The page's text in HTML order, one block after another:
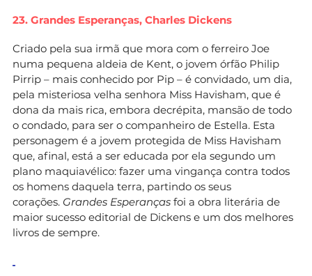
23. Grandes Esperanças, Charles Dickens
Criado pela sua irmã que mora com o ferreiro Joe
numa pequena aldeia de Kent, o jovem órfão Philip
Pirrip – mais conhecido por Pip – é convidado, um dia,
pela misteriosa velha senhora Miss Havisham, que é
dona da mais rica, embora decrépita, mansão de todo
o condado, para ser o companheiro de Estella. Esta
personagem é a jovem protegida de Miss Havisham
que, afinal, está a ser educada por ela segundo um
plano maquiavélico: fazer uma vingança contra todos
os homens daquela terra, partindo os seus
corações. Grandes Esperanças foi a obra literária de
maior sucesso editorial de Dickens e um dos melhores
livros de sempre.